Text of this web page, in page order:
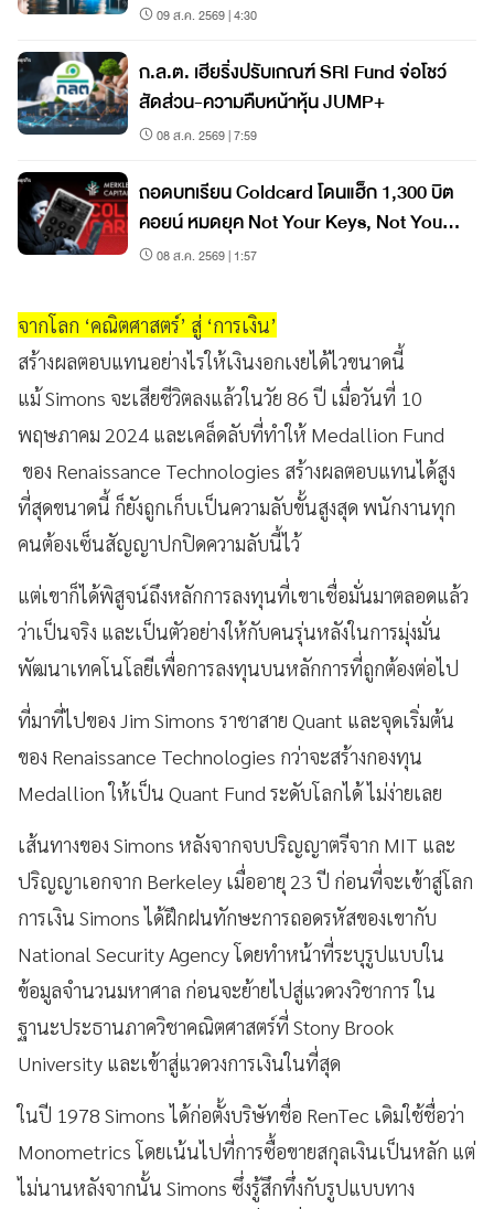
09 ส.ค. 2569 | 4:30
ก.ล.ต. เฮียริ่งปรับเกณฑ์ SRI Fund จ่อโชว์
สัดส่วน-ความคืบหน้าหุ้น JUMP+
08 ส.ค. 2569 | 7:59
ถอดบทเรียน Coldcard โดนแฮ็ก 1,300 บิต
คอยน์ หมดยุค Not Your Keys, Not Your
Coins?
08 ส.ค. 2569 | 1:57
จากโลก ‘คณิตศาสตร์’ สู่ ‘การเงิน’
สร้างผลตอบแทนอย่างไรให้เงินงอกเงยได้ไวขนาดนี้
แม้ Simons จะเสียชีวิตลงแล้วในวัย 86 ปี เมื่อวันที่ 10
พฤษภาคม 2024 และเคล็ดลับที่ทำให้ Medallion Fund
ของ Renaissance Technologies สร้างผลตอบแทนได้สูง
ที่สุดขนาดนี้ ก็ยังถูกเก็บเป็นความลับขั้นสูงสุด พนักงานทุก
คนต้องเซ็นสัญญาปกปิดความลับนี้ไว้
แต่เขาก็ได้พิสูจน์ถึงหลักการลงทุนที่เขาเชื่อมั่นมาตลอดแล้ว
ว่าเป็นจริง และเป็นตัวอย่างให้กับคนรุ่นหลังในการมุ่งมั่น
พัฒนาเทคโนโลยีเพื่อการลงทุนบนหลักการที่ถูกต้องต่อไป
ที่มาที่ไปของ Jim Simons ราชาสาย Quant และจุดเริ่มต้น
ของ Renaissance Technologies กว่าจะสร้างกองทุน
Medallion ให้เป็น Quant Fund ระดับโลกได้ ไม่ง่ายเลย
เส้นทางของ Simons หลังจากจบปริญญาตรีจาก MIT และ
ปริญญาเอกจาก Berkeley เมื่ออายุ 23 ปี ก่อนที่จะเข้าสู่โลก
การเงิน Simons ได้ฝึกฝนทักษะการถอดรหัสของเขากับ
National Security Agency โดยทำหน้าที่ระบุรูปแบบใน
ข้อมูลจำนวนมหาศาล ก่อนจะย้ายไปสู่แวดวงวิชาการ ใน
ฐานะประธานภาควิชาคณิตศาสตร์ที่ Stony Brook
University และเข้าสู่แวดวงการเงินในที่สุด
ในปี 1978 Simons ได้ก่อตั้งบริษัทชื่อ RenTec เดิมใช้ชื่อว่า
Monometrics โดยเน้นไปที่การซื้อขายสกุลเงินเป็นหลัก แต่
ไม่นานหลังจากนั้น Simons ซึ่งรู้สึกทึ่งกับรูปแบบทาง